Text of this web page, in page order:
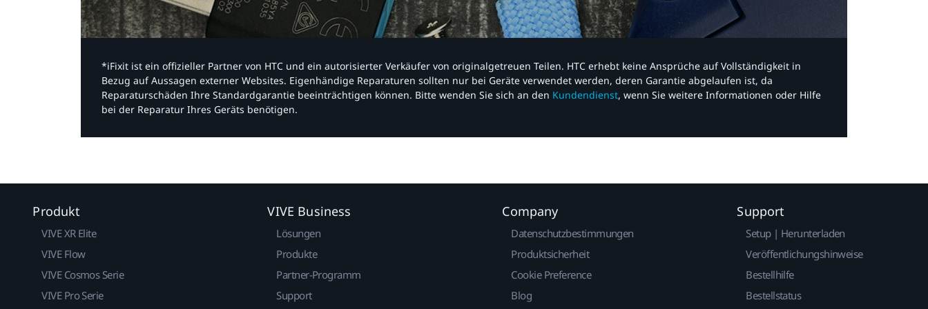
*iFixit ist ein offizieller Partner von HTC und ein autorisierter Verkäufer von originalgetreuen Teilen. HTC erhebt keine Ansprüche auf Vollständigkeit in
Bezug auf Aussagen externer Websites. Eigenhändige Reparaturen sollten nur bei Geräte verwendet werden, deren Garantie abgelaufen ist, da
Reparaturschäden Ihre Standardgarantie beeinträchtigen können. Bitte wenden Sie sich an den Kundendienst, wenn Sie weitere Informationen oder Hilfe
bei der Reparatur Ihres Geräts benötigen.​
Produkt
VIVE XR Elite
VIVE Flow
VIVE Cosmos Serie
VIVE Pro Serie
VIVE Business
Lösungen
Produkte
Partner-Programm
Support
Company
Datenschutzbestimmungen
Produktsicherheit
Cookie Preference
Blog
Support
Setup | Herunterladen
Veröffentlichungshinweise
Bestellhilfe
Bestellstatus